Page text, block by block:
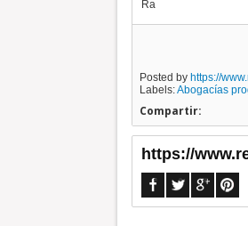
Ra
Posted by https://
Labels:Abogacías
Compartir:
https://